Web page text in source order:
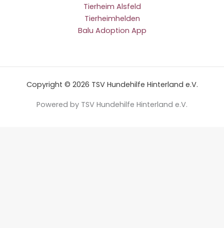
Tierheim Alsfeld
Tierheimhelden
Balu Adoption App
Copyright © 2026 TSV Hundehilfe Hinterland e.V.
Powered by TSV Hundehilfe Hinterland e.V.